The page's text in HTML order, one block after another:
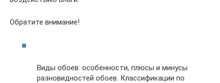
Обратите внимание!
Виды обоев: особенности, плюсы и минусы
разновидностей обоев. Классификации по